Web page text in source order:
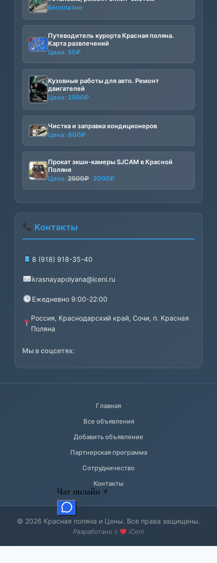
Бесплатно
Путеводитель курорта Красная поляна.
Карта развлечений
Цена: 50₽
Кузовные работы для авто. Ремонт
двигателей
Цена: 2500₽
Чистка и заправка кондиционеров
Цена: 800₽
Прокат экшн-камеры SJCAM в Красной
Поляне
Цена: 2500₽ Первоначальная
цена
2000₽
цена:
Контакты
8 (918) 918-35-40
krasnayapolyana@iceni.ru
Ежедневно 9:00-22:00
Россия, Краснодарский край, Сочи, п. Красная
Поляна
Мы в соцсетях:
Главная
Все объявления
Добавить объявление
Партнерская программа
Сотрудничество
Контакты
© 2026 Красная поляна и Цены. Все права защищены.
Разработано с iCeni